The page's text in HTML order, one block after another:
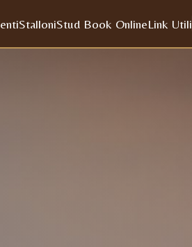
StalloniStud Book OnlineLink Utili